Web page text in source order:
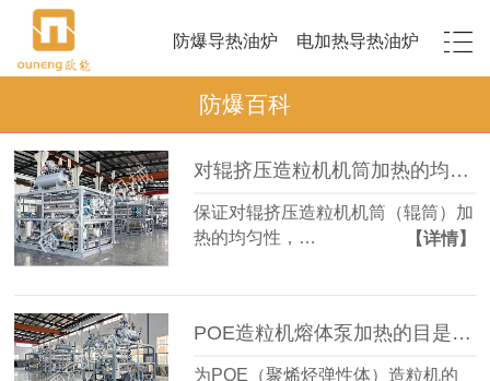
防爆导热油炉 电加热导热油炉
防爆百科
对辊挤压造粒机机筒加热的均匀性如何保证？
保证对辊挤压造粒机机筒（辊筒）加
热的均匀性，…
【详情】
POE造粒机熔体泵加热的目是什么？
为POE（聚烯烃弹性体）造粒机的